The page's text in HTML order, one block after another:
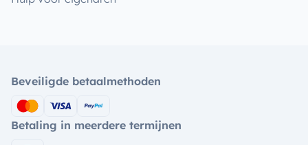
Beveiligde betaalmethoden
Betaling in meerdere termijnen